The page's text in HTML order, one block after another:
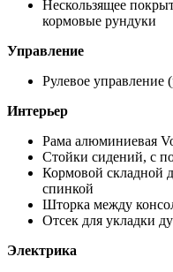
Нескользящее
кормовые рундуки
Управление
Рулевое управление
Интерьер
Рама алюминиевая
Стойки сидений, с
Кормовой складной
спинкой
Шторка между
Отсек для укладки
Электрика